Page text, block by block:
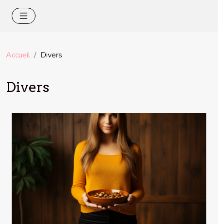
Accueil Divers
Divers